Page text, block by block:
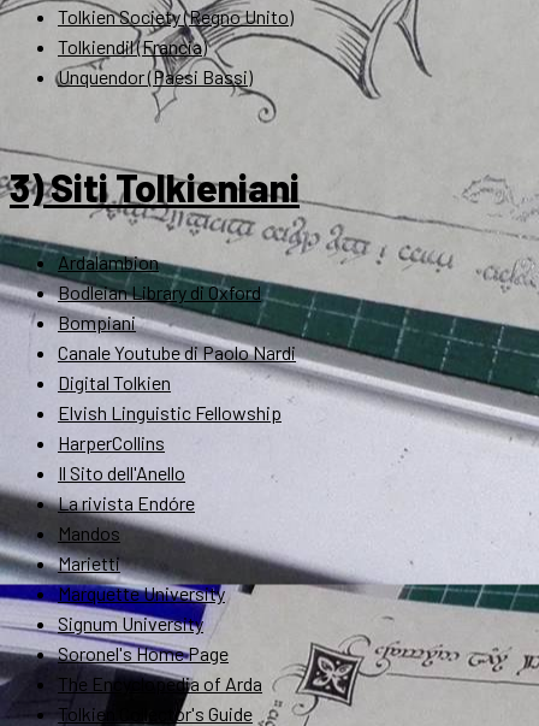
Tolkien Society (Regno Unito)
Tolkiendil (Francia)
Unquendor (Paesi Bassi)
3) Siti Tolkieniani
Ardalambion
Bodleian Library di Oxford
Bompiani
Canale Youtube di Paolo Nardi
Digital Tolkien
Elvish Linguistic Fellowship
HarperCollins
Il Sito dell'Anello
La rivista Endóre
Mandos
Marietti
Marquette University
Signum University
Soronel's Home Page
The Encyclopedia of Arda
Tolkien Collector's Guide